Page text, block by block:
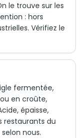
le trouve sur les
: hors
Vérifiez le
fermentée,
en croûte,
épaisse,
restaurants du
nous.